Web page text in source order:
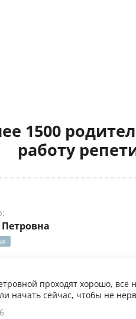
1500
работу
проходят хорошо, все
начать сейчас, чтобы не